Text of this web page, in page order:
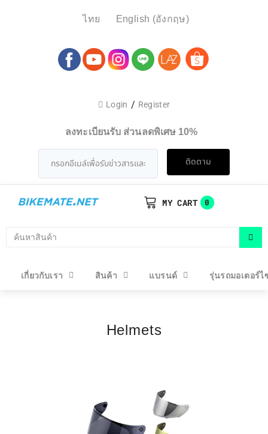
ไทย English (อังกฤษ)
ลงทะเบียนรับ ส่วนลดพิเศษ 10%
ติดตาม
Login / Register
เกี่ยวกับเรา สินค้า แบรนด์ รุ่นรถมอเตอร์ไ
MY CART 0
Helmets